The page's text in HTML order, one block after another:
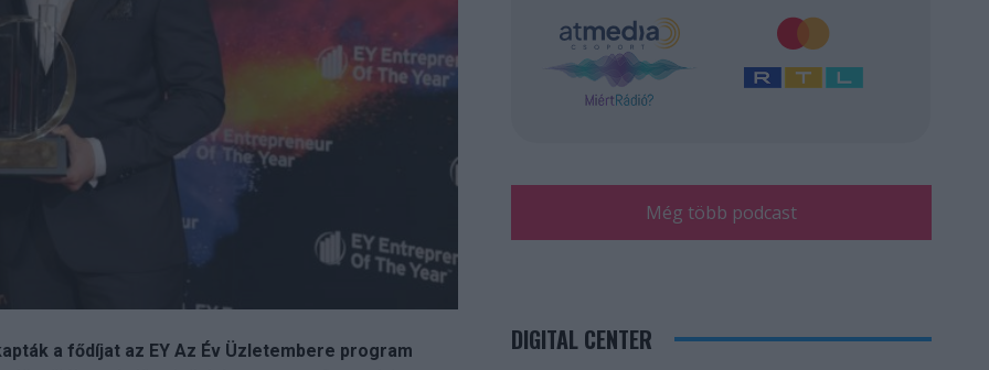
a fődíjat az EY Az Év Üzletembere program
Még több podcast
DIGITAL CENTER